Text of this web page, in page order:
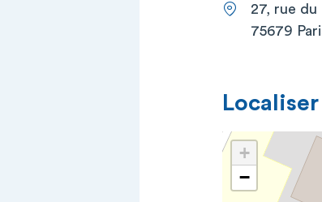
27, rue du
75679
+
−